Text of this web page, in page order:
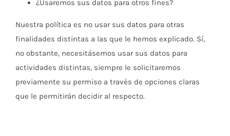
¿Usaremos sus datos para otros fines?
Nuestra política es no usar sus datos para otras
finalidades distintas a las que le hemos explicado. Sí,
no obstante, necesitásemos usar sus datos para
actividades distintas, siempre le solicitaremos
previamente su permiso a través de opciones claras
que le permitirán decidir al respecto.